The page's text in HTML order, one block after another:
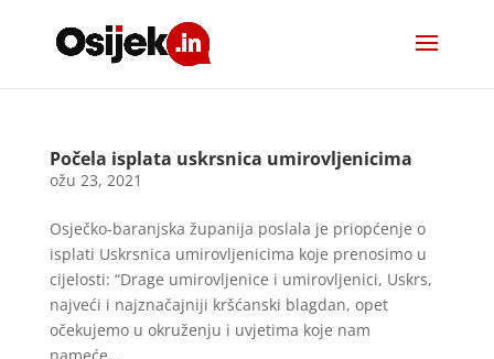
Počela isplata uskrsnica umirovljenicima
ožu 23, 2021
Osječko-baranjska županija poslala je priopćenje o
isplati Uskrsnica umirovljenicima koje prenosimo u
cijelosti: “Drage umirovljenice i umirovljenici, Uskrs,
najveći i najznačajniji kršćanski blagdan, opet
očekujemo u okruženju i uvjetima koje nam